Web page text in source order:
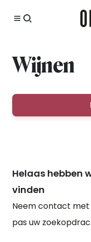
Wijnen
Helaas hebben
vinden
Neem contact met
pas uw